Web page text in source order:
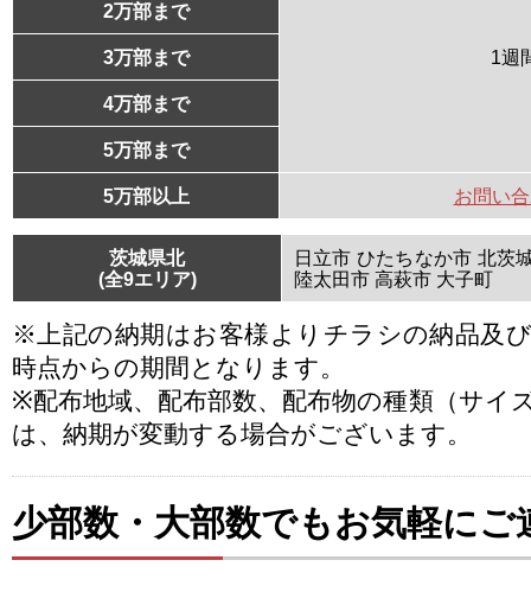
1週
2万部まで
3万部まで
4万部まで
5万部まで
5万部以上 お問い
茨城県北
(全9エリア)
日立市 ひたちなか市 北茨
陸太田市 高萩市 大子町
※上記の納期はお客様よりチラシの納品及
時点からの期間となります。
※配布地域、配布部数、配布物の種類（サイ
は、納期が変動する場合がございます。
少部数・大部数でもお気軽にご